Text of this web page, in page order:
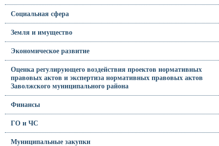
Социальная сфера
Земля и имущество
Экономическое развитие
Оценка регулирующего воздействия проектов нормативных
правовых актов и экспертиза нормативных правовых актов
Заволжского муниципального района
Финансы
ГО и ЧС
Муниципальные закупки